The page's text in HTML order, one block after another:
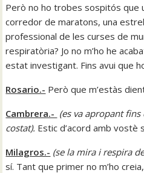
Però no ho trobes sospitós que
corredor de maratons, una
professional de les curses de
respiratòria? Jo no m’ho he
estat investigant. Fins avui que
Rosario.- Però que m’estàs
Cambrera.- (es va apropant fins
costat). Estic d’acord amb
Milagros.- (se la mira i respira
sí. Tant que primer no m’ho